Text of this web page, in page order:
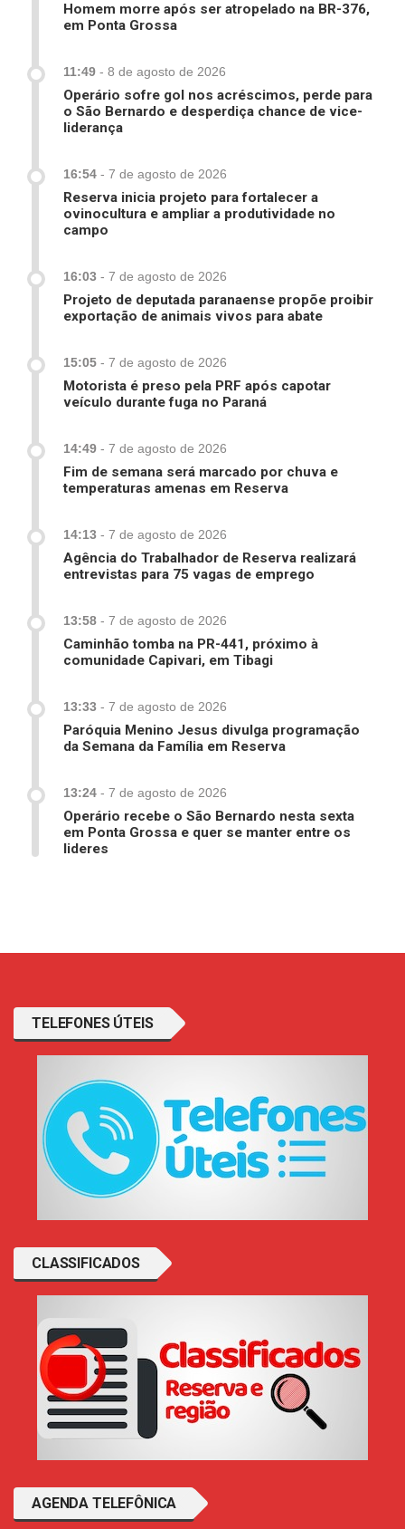
Homem morre após ser atropelado na BR-376,
em Ponta Grossa
11:49 - 8 de agosto de 2026
Operário sofre gol nos acréscimos, perde para
o São Bernardo e desperdiça chance de vice-
liderança
16:54 - 7 de agosto de 2026
Reserva inicia projeto para fortalecer a
ovinocultura e ampliar a produtividade no
campo
16:03 - 7 de agosto de 2026
Projeto de deputada paranaense propõe proibir
exportação de animais vivos para abate
15:05 - 7 de agosto de 2026
Motorista é preso pela PRF após capotar
veículo durante fuga no Paraná
14:49 - 7 de agosto de 2026
Fim de semana será marcado por chuva e
temperaturas amenas em Reserva
14:13 - 7 de agosto de 2026
Agência do Trabalhador de Reserva realizará
entrevistas para 75 vagas de emprego
13:58 - 7 de agosto de 2026
Caminhão tomba na PR-441, próximo à
comunidade Capivari, em Tibagi
13:33 - 7 de agosto de 2026
Paróquia Menino Jesus divulga programação
da Semana da Família em Reserva
13:24 - 7 de agosto de 2026
Operário recebe o São Bernardo nesta sexta
em Ponta Grossa e quer se manter entre os
lideres
TELEFONES ÚTEIS
CLASSIFICADOS
AGENDA TELEFÔNICA